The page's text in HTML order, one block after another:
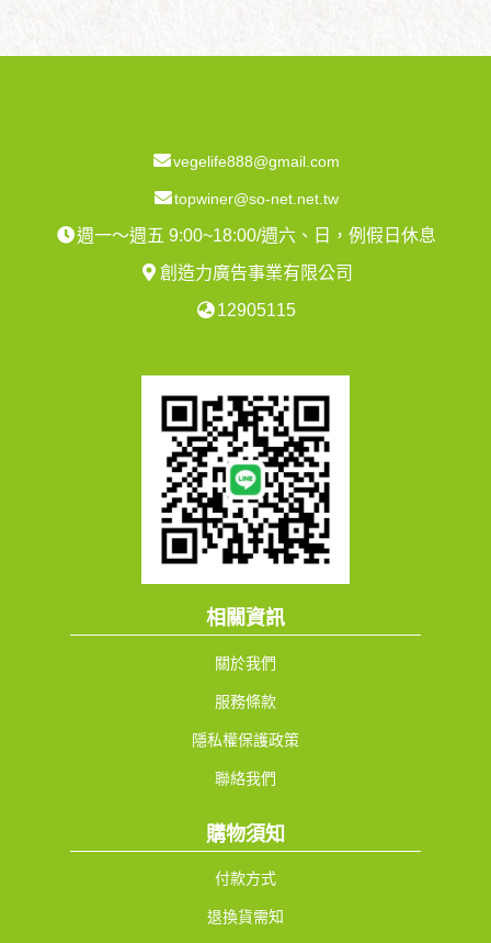
vegelife888@gmail.com
topwiner@so-net.net.tw
週一～週五 9:00~18:00/週六、日，例假日休息
創造力廣告事業有限公司
12905115
相關資訊
關於我們
服務條款
隱私權保護政策
聯絡我們
購物須知
付款方式
退換貨需知